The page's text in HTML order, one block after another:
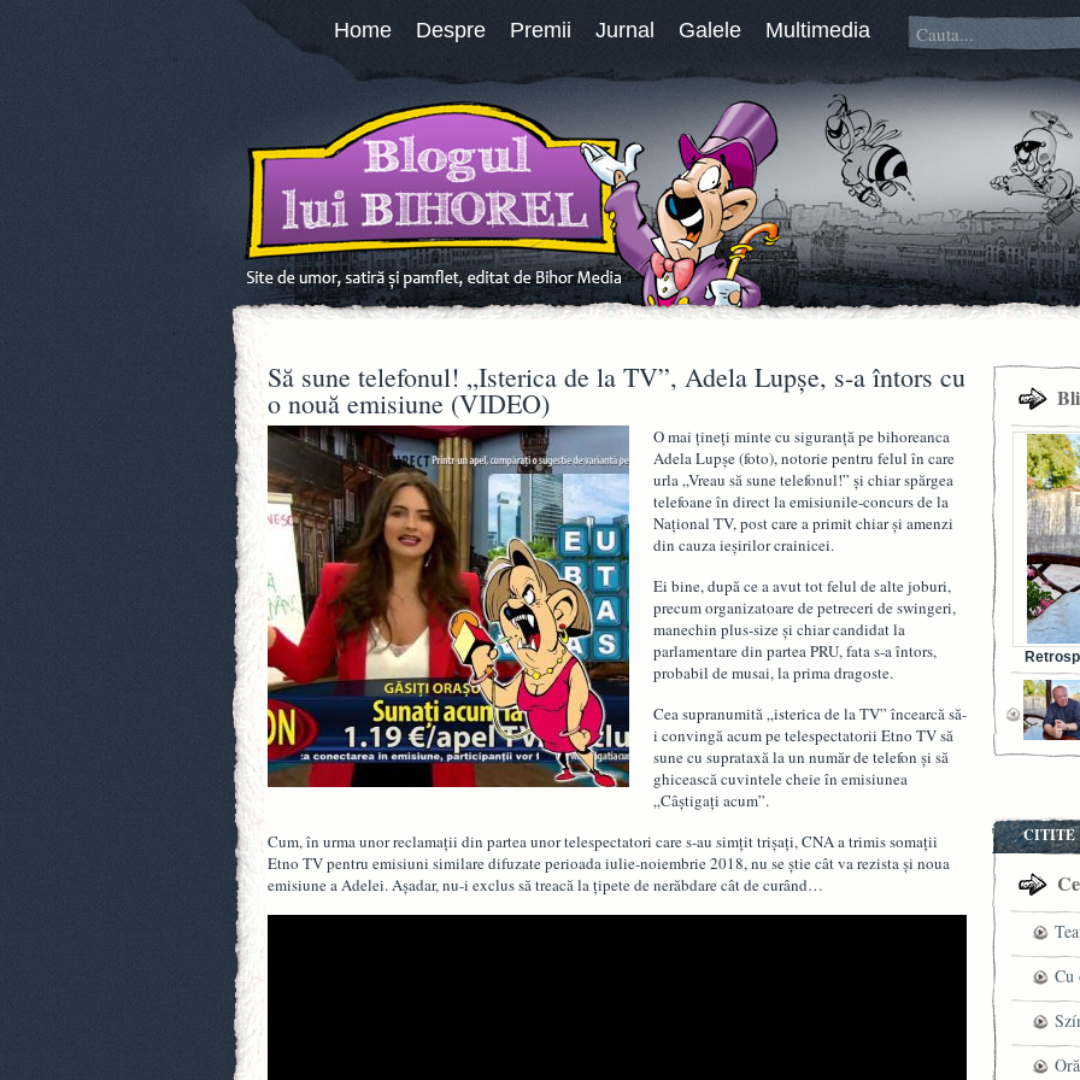
Home Despre Premii Jurnal Galele Multimedia
Să sune telefonul! „Isterica de la TV”, Adela Lupșe, s-a întors cu
o nouă emisiune (VIDEO)
O mai țineți minte cu siguranță pe bihoreanca
Adela Lupșe (foto), notorie pentru felul în care
urla „Vreau să sune telefonul!” și chiar spărgea
telefoane în direct la emisiunile-concurs de la
Național TV, post care a primit chiar și amenzi
din cauza ieșirilor crainicei.
Ei bine, după ce a avut tot felul de alte joburi,
precum organizatoare de petreceri de swingeri,
manechin plus-size și chiar candidat la
parlamentare din partea PRU, fata s-a întors,
probabil de musai, la prima dragoste.
Cea supranumită „isterica de la TV” încearcă să-
i convingă acum pe telespectatorii Etno TV să
sune cu suprataxă la un număr de telefon și să
ghicească cuvintele cheie în emisiunea
„Câștigați acum”.
Cum, în urma unor reclamații din partea unor telespectatori care s-au simțit trișați, CNA a trimis somații
Etno TV pentru emisiuni similare difuzate perioada iulie-noiembrie 2018, nu se știe cât va rezista și noua
emisiune a Adelei. Așadar, nu-i exclus să treacă la țipete de nerăbdare cât de curând…
Bunul
CITITE
Cu